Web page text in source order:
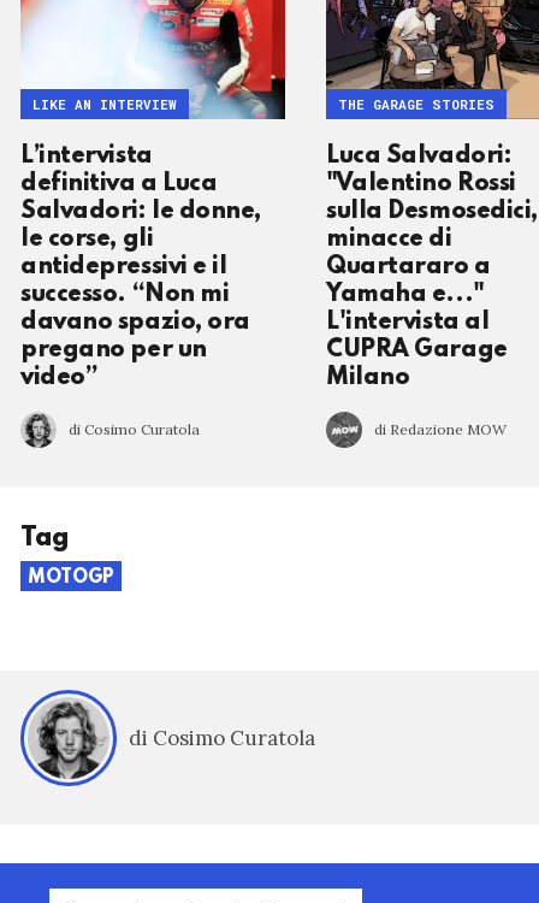
L’intervista
definitiva a Luca
Salvadori: le donne,
le corse, gli
antidepressivi e il
successo. “Non mi
davano spazio, ora
pregano per un
video”
di Cosimo Curatola
LIKE AN INTERVIEW
Luca Salvadori:
"Valentino Rossi
sulla
minacce di
Quartararo a
Yamaha e..."
L'intervista al
CUPRA Garage
Milano
di Redazione MOW
THE GARAGE STORIES
Tag
MOTOGP
di Cosimo Curatola